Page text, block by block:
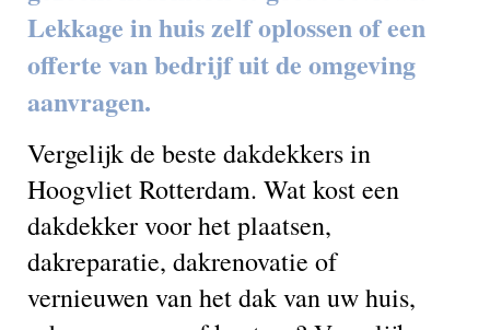
Lekkage in huis zelf oplossen of een
offerte van bedrijf uit de omgeving
aanvragen.
Vergelijk de beste dakdekkers in
Hoogvliet Rotterdam. Wat kost een
dakdekker voor het plaatsen,
dakreparatie, dakrenovatie of
vernieuwen van het dak van uw huis,